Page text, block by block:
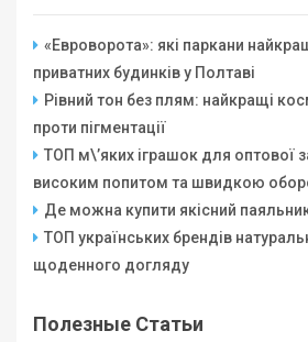
«Евроворота»: які паркани
приватних будинків у Полтаві
Рівний тон без плям: найкращі
проти пігментації
ТОП м\’яких іграшок для оптової
високим попитом та швидкою
Де можна купити якісний
ТОП українських брендів
щоденного догляду
Полезные Статьи